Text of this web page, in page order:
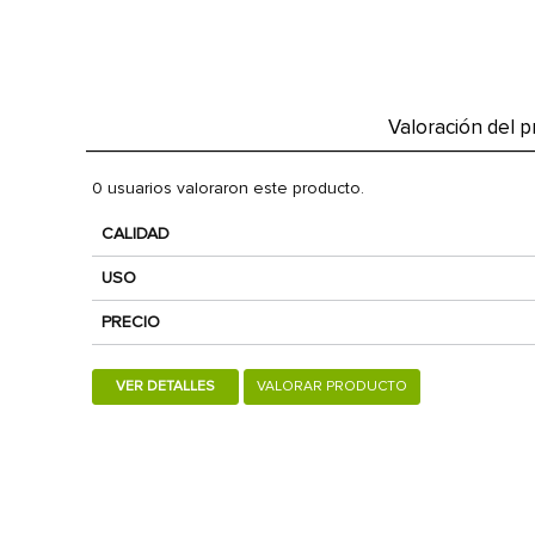
Valoración del
0 usuarios valoraron este producto.
CALIDAD
USO
PRECIO
VER DETALLES VALORAR PRODUCTO